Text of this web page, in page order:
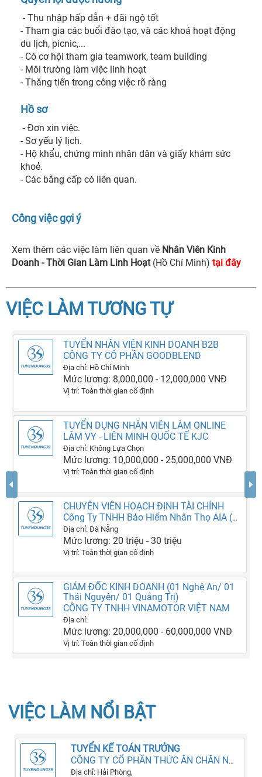
- Tham gia các buổi đào tạo, và các khoá hoạt động
du lịch, picnic,...
- Có cơ hội tham gia teamwork, team building
- Môi trường làm việc linh hoạt
- Thăng tiến trong công việc rõ ràng
Hồ sơ
- Sơ yếu lý lịch.
- Hộ khẩu, chứng minh nhân dân và giấy khám sức
khoẻ.
- Các bằng cấp có liên quan.
Công việc gợi ý
Xem thêm các việc làm liên quan về Nhân Viên Kinh
Doanh - Thời Gian Làm Linh Hoạt (Hồ Chí Minh) tại đây
VIỆC LÀM TƯƠNG TỰ
TUYỂN NHÂN VIÊN KINH DOANH B2B
CÔNG TY CỔ PHẦN GOODBLEND
Địa chỉ: Hồ Chí Minh
Mức lương: 8,000,000 - 12,000,000 VNĐ
Vị trí: Toàn thời gian cố định
TUYỂN DỤNG NHÂN VIÊN LÀM ONLINE
LÂM VY - LIÊN MINH QUỐC TẾ KJC
Địa chỉ: Không Lựa Chọn
Mức lương: 10,000,000 - 25,000,000 VNĐ
Vị trí: Toàn thời gian cố định
CHUYÊN VIÊN HOẠCH ĐỊNH TÀI CHÍNH
Công Ty TNHH Bảo Hiểm Nhân Thọ AIA (Việt Nam)
Địa chỉ: Đà Nẵng
Mức lương: 20 triệu - 30 triệu
Vị trí: Toàn thời gian cố định
GIÁM ĐỐC KINH DOANH (01 Nghệ An/ 01
Thái Nguyên/ 01 Quảng Trị)
CÔNG TY TNHH VINAMOTOR VIỆT NAM
Địa chỉ:
Mức lương: 20,000,000 - 60,000,000 VNĐ
Vị trí: Toàn thời gian cố định
VIỆC LÀM NỔI BẬT
TUYỂN KẾ TOÁN TRƯỞNG
CÔNG TY CỔ PHẦN THỨC ĂN CHĂN NUÔI VIỆT TRUNG HD
Địa chỉ: Hải Phòng,